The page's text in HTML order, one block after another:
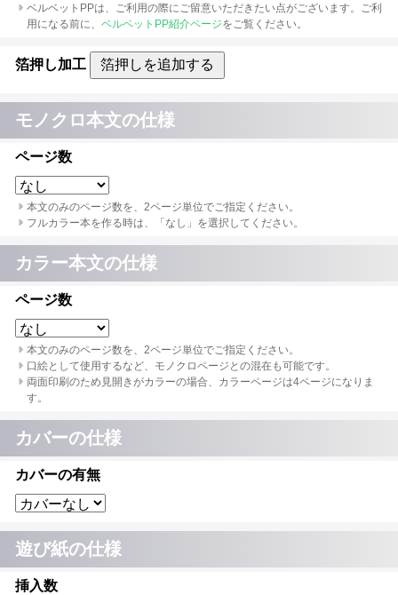
ベルベットPPは、ご利用の際にご留意いただきたい点がございます。ご利
用になる前に、 ベルベットPP紹介ページをご覧ください。
箔押し加工 箔押しを追加する
モノクロ本文の仕様
ページ数
本文のみのページ数を、2ページ単位でご指定ください。
フルカラー本を作る時は、「なし」を選択してください。
カラー本文の仕様
ページ数
本文のみのページ数を、2ページ単位でご指定ください。
口絵として使用するなど、モノクロページとの混在も可能です。
両面印刷のため見開きがカラーの場合、カラーページは4ページになりま
す。
カバーの仕様
カバーの有無
遊び紙の仕様
挿入数